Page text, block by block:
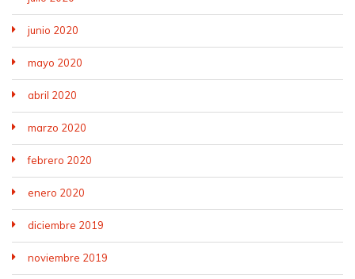
junio 2020
mayo 2020
abril 2020
marzo 2020
febrero 2020
enero 2020
diciembre 2019
noviembre 2019